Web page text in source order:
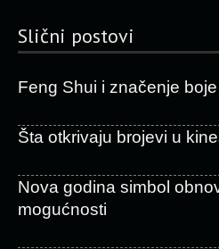
Slični postovi
Feng Shui i značenje
Šta otkrivaju brojevi u
Nova godina simbol
mogućnosti